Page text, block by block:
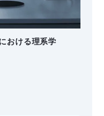
おける理系学